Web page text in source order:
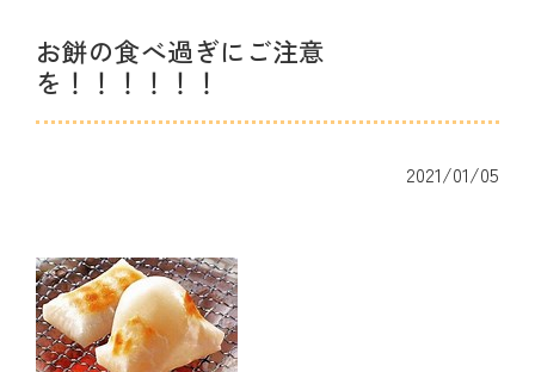
お餅の食べ過ぎにご注意
を！！！！！！
2021/01/05